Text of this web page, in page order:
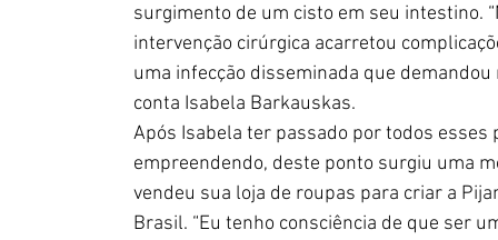
surgimento de um cisto em seu intestino.
intervenção cirúrgica acarretou
uma infecção disseminada que
conta Isabela Barkauskas.
Após Isabela ter passado por todos
empreendendo, deste ponto surgiu uma
vendeu sua loja de roupas para criar a
Brasil. “Eu tenho consciência de que ser